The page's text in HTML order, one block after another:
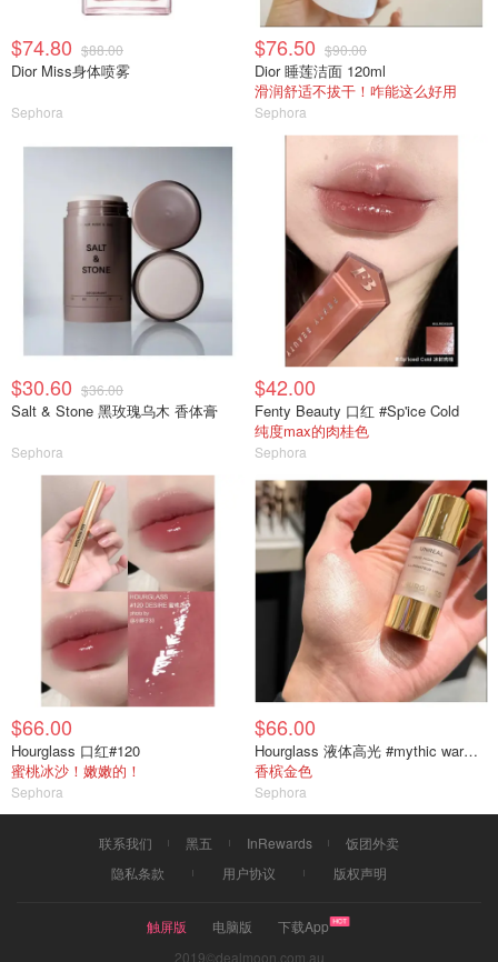
$74.80 $88.00
Dior Miss身体喷雾
Sephora
$76.50 $90.00
Dior 睡莲洁面 120ml
滑润舒适不拔干！咋能这么好用
Sephora
$30.60 $36.00
Salt & Stone 黑玫瑰乌木 香体膏
Sephora
$42.00
Fenty Beauty 口红 #Sp'ice Cold
纯度max的肉桂色
Sephora
$66.00
Hourglass 口红#120
蜜桃冰沙！嫩嫩的！
Sephora
$66.00
Hourglass 液体高光 #mythic warm bronze gold
香槟金色
Sephora
联系我们 黑五 InRewards
饭团外卖
隐私条款
用户协议 版权声明
触屏版 电脑版
下载App
2019©dealmoon.com.au